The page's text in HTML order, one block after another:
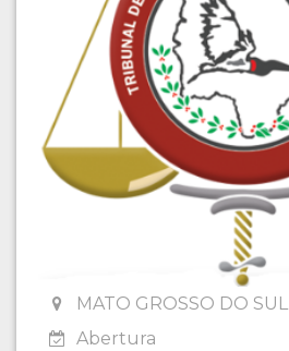
MATO GROSSO DO SUL
Abertura